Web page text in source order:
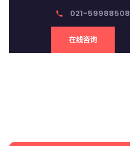
phone 021-59988508
在线咨询